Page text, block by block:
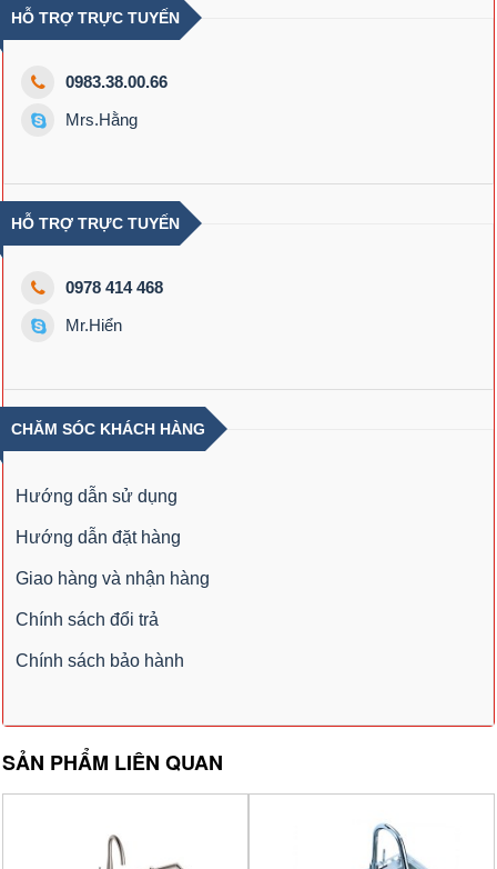
HỖ TRỢ TRỰC TUYẾN
0983.38.00.66
Mrs.Hằng
HỖ TRỢ TRỰC TUYẾN
0978 414 468
Mr.Hiển
CHĂM SÓC KHÁCH HÀNG
Hướng dẫn sử dụng
Hướng dẫn đặt hàng
Giao hàng và nhận hàng
Chính sách đổi trả
Chính sách bảo hành
SẢN PHẨM LIÊN QUAN